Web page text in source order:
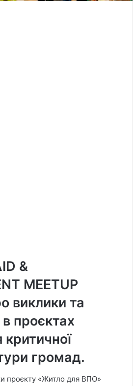
&
MEETUP
виклики та
проєктах
критичної
громад.
проєкту «Житло для ВПО»